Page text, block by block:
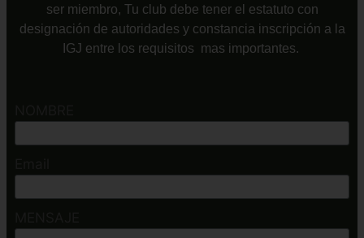
ser miembro, Tu club debe tener el estatuto con
designación de autoridades y constancia inscripción a la
IGJ entre los requisitos mas importantes.